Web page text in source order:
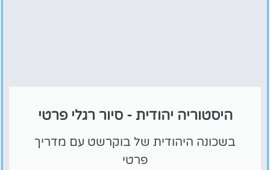
היסטוריה יהודית - סיור רגלי פרטי
בשכונה היהודית של בוקרשט עם מדריך
פרטי